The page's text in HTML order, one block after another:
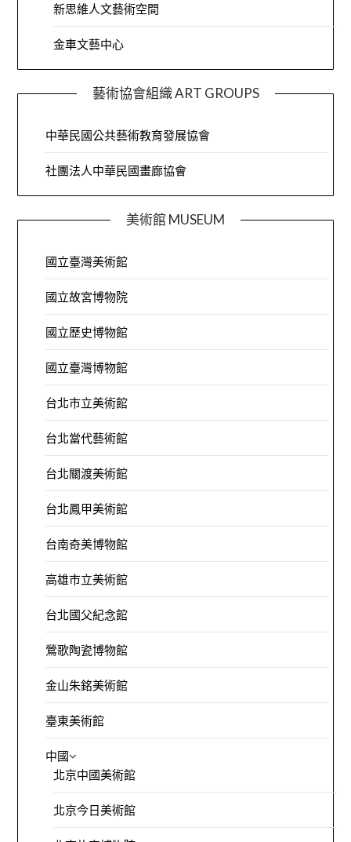
新思維人文藝術空間
金車文藝中心
藝術協會組織 ART GROUPS
中華民國公共藝術教育發展協會
社團法人中華民國畫廊協會
美術館 MUSEUM
國立臺灣美術館
國立故宮博物院
國立歷史博物館
國立臺灣博物館
台北市立美術館
台北當代藝術館
台北關渡美術館
台北鳳甲美術館
台南奇美博物館
高雄市立美術館
台北國父紀念館
鶯歌陶瓷博物館
金山朱銘美術館
臺東美術館
中國
北京中國美術館
北京今日美術館